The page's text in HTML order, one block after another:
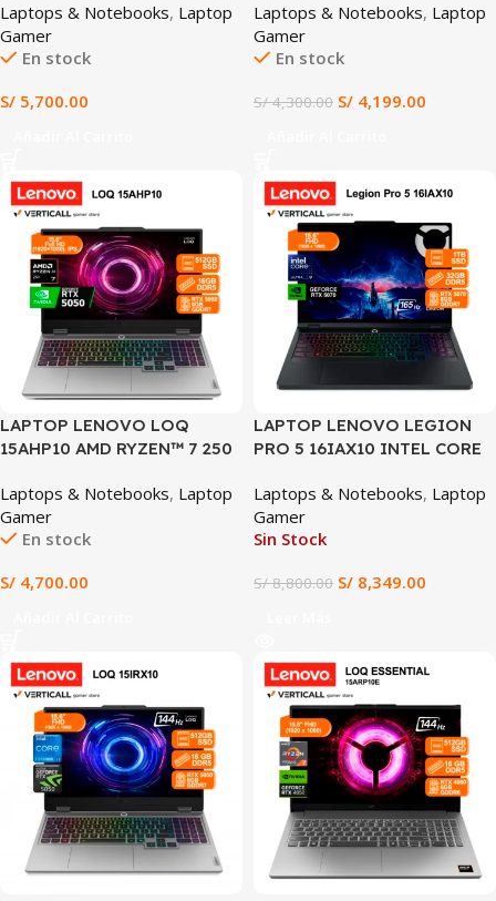
16GB DDR5, 1TB SSD,
PANTALLA 15.3″ WUXGA,
WINDOWS 11
Laptops & Notebooks, Laptop
Gamer
En stock
S/ 5,700.00
SSD RTX™ 5050 8GB 15.6″
FHD IPS 144HZ WINDOWS 11
PRO (15IRX11)
Laptops & Notebooks, Laptop
Gamer
En stock
S/4,300.00 S/ 4,199.00
LAPTOP LENOVO LOQ
15AHP10 AMD RYZEN™ 7 250
5050 8GB 15.6″ FHD IPS
144HZ WINDOWS 11 PRO
(15AHP10)
Laptops & Notebooks, Laptop
Gamer
En stock
S/ 4,700.00
SALE
LAPTOP LENOVO LEGION
PRO 5 16IAX10 INTEL CORE
1TB SSD NVIDIA GEFORCE
RTX 5070 8GB 16″ WQXGA
OLED 240HZ WINDOWS 11
Laptops & Notebooks, Laptop
Gamer
Sin Stock
S/8,800.00 S/ 8,349.00